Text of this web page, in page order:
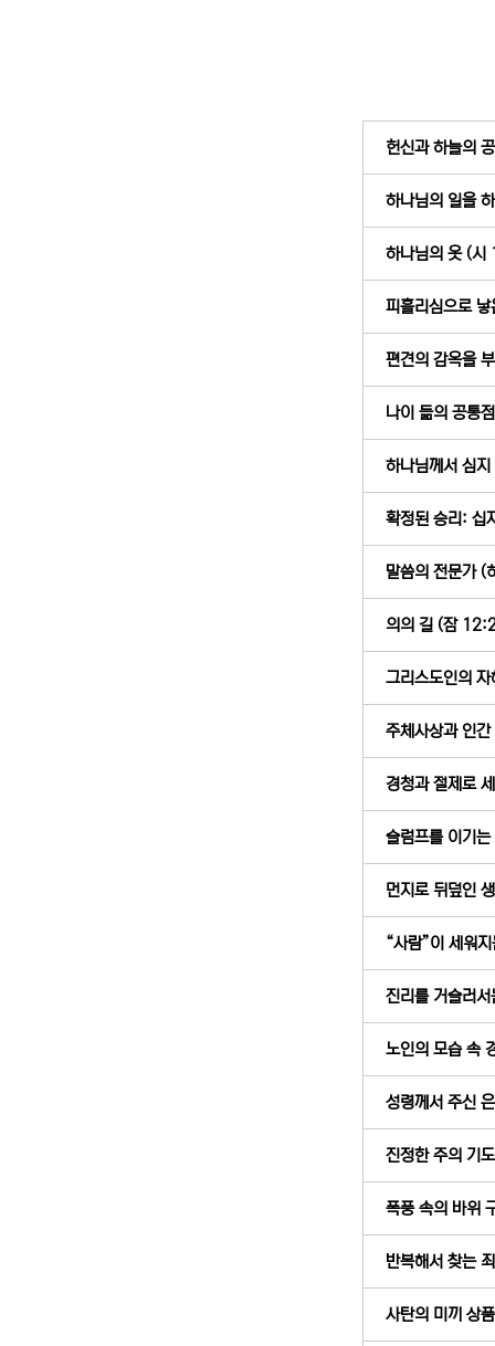
헌신과 하늘의
하나님의 일을
하나님의 옷 (
피흘리심으로
편견의 감옥을
나이 듦의 공통
하나님께서 심
확정된 승리: 십
말씀의 전문가
의의 길 (잠
그리스도인의
주체사상과 인
경청과 절제로
슬럼프를 이기
먼지로 뒤덮인
“사람”이 세워
진리를 거슬러
노인의 모습 속
성령께서 주신
진정한 주의 기
폭풍 속의 바위
반복해서 찾는
사탄의 미끼 상